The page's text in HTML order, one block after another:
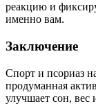
реакцию и
именно вам.
Заключение
Спорт и псориаз
продуманная
улучшает сон, вес